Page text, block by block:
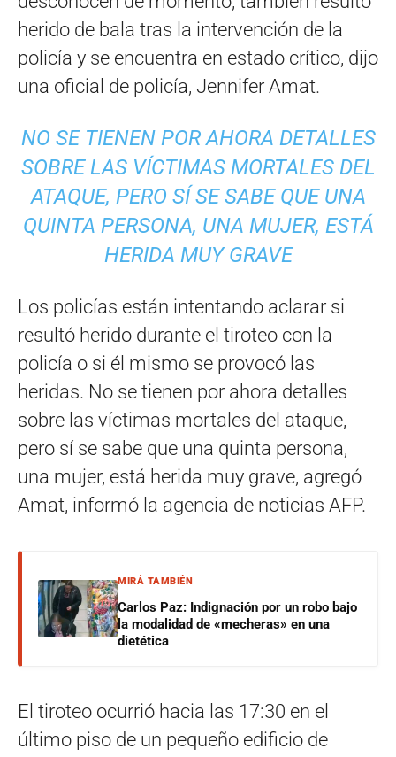
herido de bala tras la intervención de la
policía y se encuentra en estado crítico, dijo
una oficial de policía, Jennifer Amat.
NO SE TIENEN POR AHORA DETALLES
SOBRE LAS VÍCTIMAS MORTALES DEL
ATAQUE, PERO SÍ SE SABE QUE UNA
QUINTA PERSONA, UNA MUJER, ESTÁ
HERIDA MUY GRAVE
Los policías están intentando aclarar si
resultó herido durante el tiroteo con la
policía o si él mismo se provocó las
heridas. No se tienen por ahora detalles
sobre las víctimas mortales del ataque,
pero sí se sabe que una quinta persona,
una mujer, está herida muy grave, agregó
Amat, informó la agencia de noticias AFP.
MIRÁ TAMBIÉN
Carlos Paz: Indignación por un robo bajo
la modalidad de «mecheras» en una
dietética
El tiroteo ocurrió hacia las 17:30 en el
último piso de un pequeño edificio de